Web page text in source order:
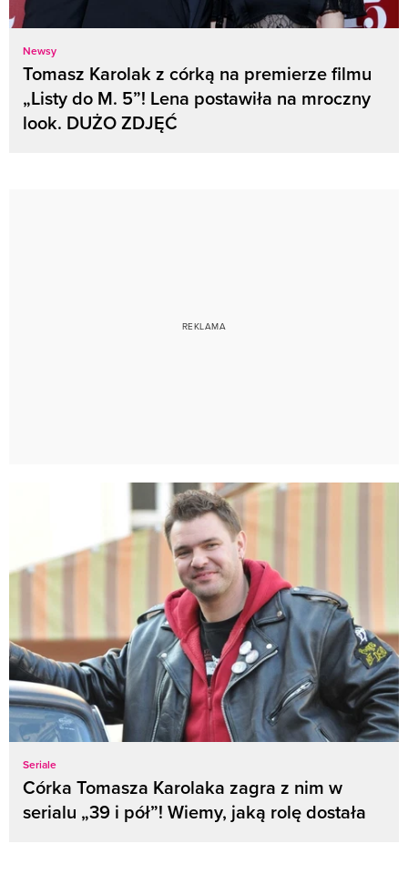
Newsy
Tomasz Karolak z córką na premierze filmu
„Listy do M. 5”! Lena postawiła na mroczny
look. DUŻO ZDJĘĆ
Seriale
Córka Tomasza Karolaka zagra z nim w
serialu „39 i pół”! Wiemy, jaką rolę dostała